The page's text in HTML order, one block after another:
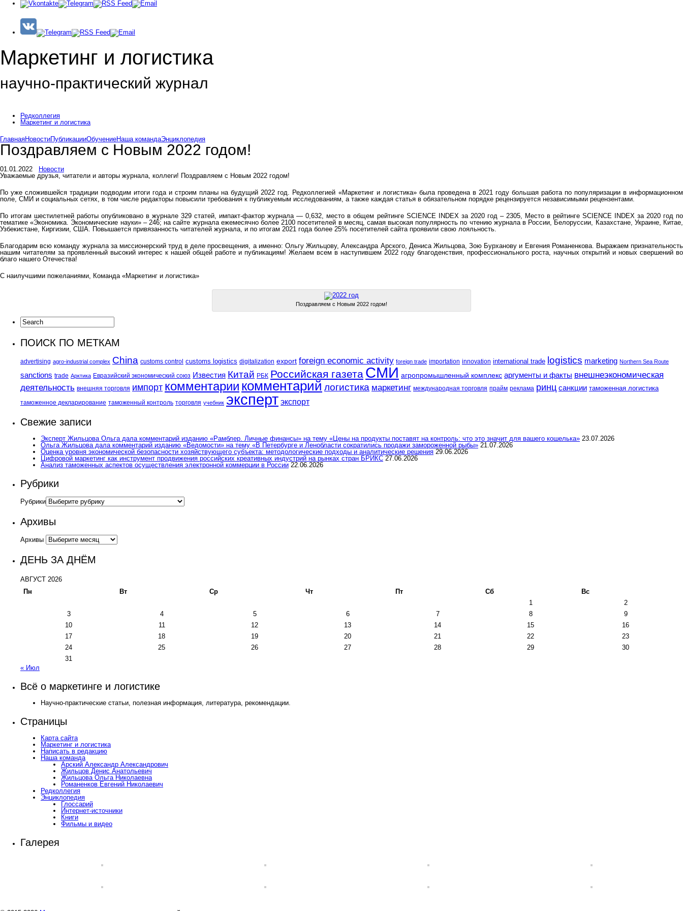
Маркетинг и логистика
научно-практический журнал
Редколлегия
Маркетинг и логистика
ГлавнаяНовостиПубликацииОбучениеНаша командаЭнциклопедия
Поздравляем с Новым 2022 годом!
01.01.2022
Новости
Уважаемые друзья, читатели и авторы журнала, коллеги! Поздравляем с Новым 2022 годом!
По уже сложившейся традиции подводим итоги года и строим планы на будущий 2022 год. Редколлегией «Маркетинг и логистика» была проведена в 2021 году большая работа по популяризации в информационном
поле, СМИ и социальных сетях, в том числе редакторы повысили требования к публикуемым исследованиям, а также каждая статья в обязательном порядке рецензируется независимыми рецензентами.
По итогам шестилетней работы опубликовано в журнале 329 статей, импакт-фактор журнала — 0,632, место в общем рейтинге SCIENCE INDEX за 2020 год – 2305, Место в рейтинге SCIENCE INDEX за 2020 год по
тематике «Экономика. Экономические науки» – 246; на сайте журнала ежемесячно более 2100 посетителей в месяц, самая высокая популярность по чтению журнала в России, Белоруссии, Казахстане, Украине, Китае,
Узбекистане, Киргизии, США. Повышается привязанность читателей журнала, и по итогам 2021 года более 25% посетителей сайта проявили свою лояльность.
Благодарим всю команду журнала за миссионерский труд в деле просвещения, а именно: Ольгу Жильцову, Александра Арского, Дениса Жильцова, Зою Бурханову и Евгения Романенкова. Выражаем признательность
нашим читателям за проявленный высокий интерес к нашей общей работе и публикациям! Желаем всем в наступившем 2022 году благоденствия, профессионального роста, научных открытий и новых свершений во
благо нашего Отечества!
С наилучшими пожеланиями, Команда «Маркетинг и логистика»
Поздравляем с Новым 2022 годом!
ПОИСК ПО МЕТКАМ
advertising agro-industrial complex China customs control customs logistics digitalization export foreign economic activity foreign trade importation innovation international trade logistics marketing Northern Sea Route
sanctions trade Арктика Евразийский экономический союз Известия Китай РБК Российская газета СМИ агропромышленный комплекс аргументы и факты внешнеэкономическая
деятельность внешняя торговля импорт комментарии комментарий логистика маркетинг международная торговля прайм реклама ринц санкции таможенная логистика
таможенное декларирование таможенный контроль торговля учебник эксперт экспорт
Свежие записи
Эксперт Жильцова Ольга дала комментарий изданию «Рамблер. Личные финансы» на тему «Цены на продукты поставят на контроль: что это значит для вашего кошелька» 23.07.2026
Ольга Жильцова дала комментарий изданию «Ведомости» на тему «В Петербурге и Ленобласти сократились продажи замороженной рыбы» 21.07.2026
Оценка уровня экономической безопасности хозяйствующего субъекта: методологические подходы и аналитические решения 29.06.2026
Цифровой маркетинг как инструмент продвижения российских креативных индустрий на рынках стран БРИКС 27.06.2026
Анализ таможенных аспектов осуществления электронной коммерции в России 22.06.2026
Рубрики
Рубрики
Архивы
Архивы
ДЕНЬ ЗА ДНЁМ
АВГУСТ 2026
Пн
Вт Ср Чт Пт Сб
Вс
1
2
3
4 5 6 7 8
9
10
11 12 13 14 15
16
17
18 19 20 21 22
23
24
25 26 27 28 29
30
31
« Июл
Всё о маркетинге и логистике
Научно-практические статьи, полезная информация, литература, рекомендации.
Страницы
Карта сайта
Маркетинг и логистика
Написать в редакцию
Наша команда
Арский Александр Александрович
Жильцов Денис Анатольевич
Жильцова Ольга Николаевна
Романенков Евгений Николаевич
Редколлегия
Энциклопедия
Глоссарий
Интернет-источники
Книги
Фильмы и видео
Галерея